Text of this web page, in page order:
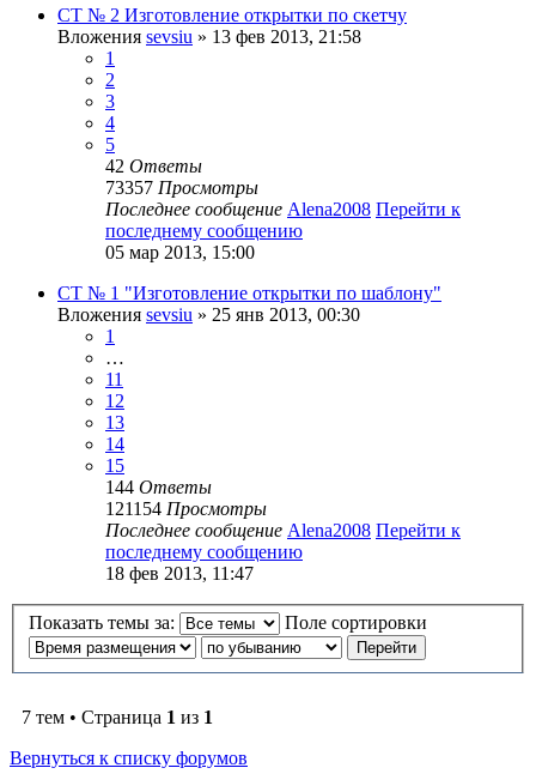
СТ № 2 Изготовление открытки по скетчу
Вложения sevsiu » 13 фев 2013, 21:58
1
2
3
4
5
42 Ответы
73357 Просмотры
Последнее сообщение Alena2008 Перейти к
последнему сообщению
05 мар 2013, 15:00
СТ № 1 "Изготовление открытки по шаблону"
Вложения sevsiu » 25 янв 2013, 00:30
1
…
11
12
13
14
15
144 Ответы
121154 Просмотры
Последнее сообщение Alena2008 Перейти к
последнему сообщению
18 фев 2013, 11:47
Показать темы за: Поле сортировки
7 тем • Страница 1 из 1
Вернуться к списку форумов